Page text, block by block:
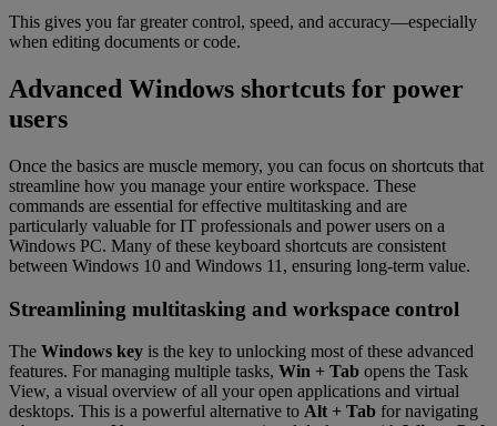
This gives you far greater control, speed, and accuracy—especially
when editing documents or code.
Advanced Windows shortcuts for power
users
Once the basics are muscle memory, you can focus on shortcuts that
streamline how you manage your entire workspace. These
commands are essential for effective multitasking and are
particularly valuable for IT professionals and power users on a
Windows PC. Many of these keyboard shortcuts are consistent
between Windows 10 and Windows 11, ensuring long-term value.
Streamlining multitasking and workspace control
The Windows key is the key to unlocking most of these advanced
features. For managing multiple tasks, Win + Tab opens the Task
View, a visual overview of all your open applications and virtual
desktops. This is a powerful alternative to Alt + Tab for navigating